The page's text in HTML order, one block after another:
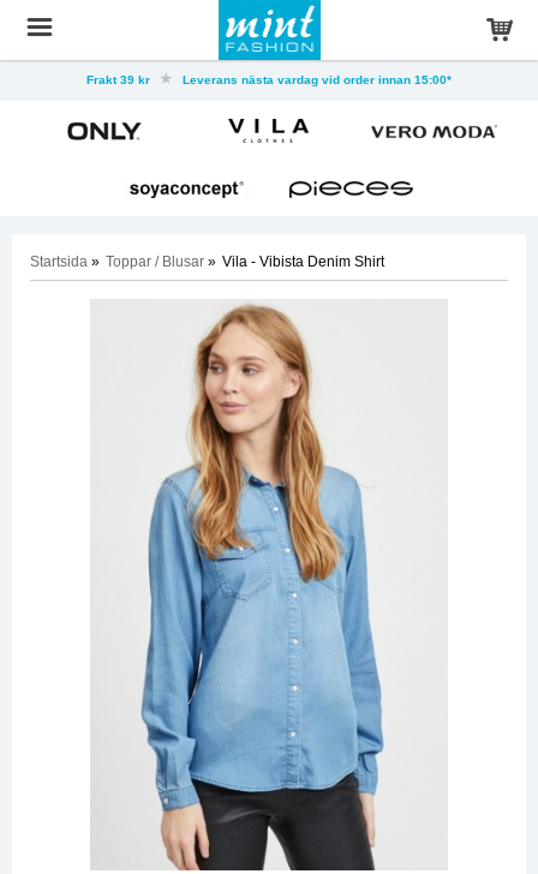
Frakt 39 kr Leverans nästa vardag vid order innan 15:00*
Startsida » Toppar / Blusar » Vila - Vibista Denim Shirt